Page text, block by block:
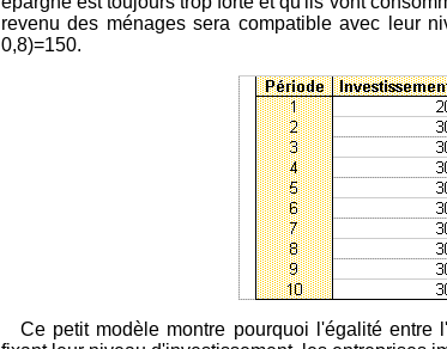
revenu des ménages sera compatible avec leur
0,8)=150.
Ce petit modèle montre pourquoi l'égalité entre